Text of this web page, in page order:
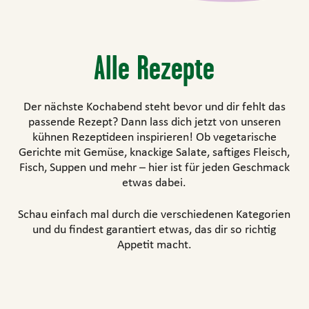
Alle Rezepte
Der nächste Kochabend steht bevor und dir fehlt das
passende Rezept? Dann lass dich jetzt von unseren
kühnen Rezeptideen inspirieren! Ob vegetarische
Gerichte mit Gemüse, knackige Salate, saftiges Fleisch,
Fisch, Suppen und mehr – hier ist für jeden Geschmack
etwas dabei.
Schau einfach mal durch die verschiedenen Kategorien
und du findest garantiert etwas, das dir so richtig
Appetit macht.